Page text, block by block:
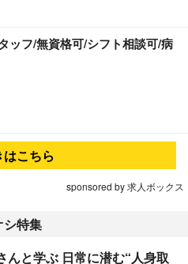
ッフ/無資格可/シフト相談可/病
こちら
sponsored by 求人ボックス
シ特集
んと学ぶ 日常に潜む“人身取